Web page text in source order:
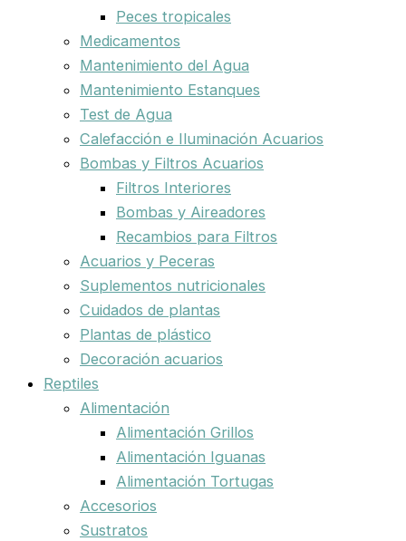
Peces tropicales
Medicamentos
Mantenimiento del Agua
Mantenimiento Estanques
Test de Agua
Calefacción e Iluminación Acuarios
Bombas y Filtros Acuarios
Filtros Interiores
Bombas y Aireadores
Recambios para Filtros
Acuarios y Peceras
Suplementos nutricionales
Cuidados de plantas
Plantas de plástico
Decoración acuarios
Reptiles
Alimentación
Alimentación Grillos
Alimentación Iguanas
Alimentación Tortugas
Accesorios
Sustratos